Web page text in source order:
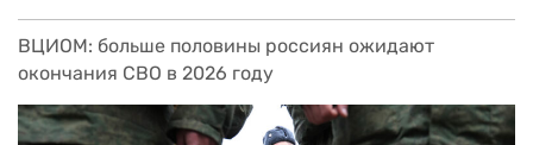
ВЦИОМ: больше половины россиян ожидают
окончания СВО в 2026 году